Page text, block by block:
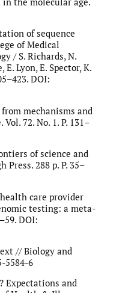
of sequence
of Medical
/ S. Richards, N.
E. Lyon, E. Spector, K.
DOI:
mechanisms and
72. No. 1. P. 131–
of science and
288 p. P. 35–
care provider
testing: a meta-
DOI:
// Biology and
5584-6
Expectations and